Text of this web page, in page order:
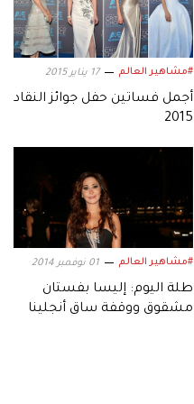
#مشاهير العالم 17 يناير 2015
أجمل فساتين حفل جوائز النقاد
2015
#مشاهير العالم 01 نوفمبر 2014
طلة اليوم: إليسا بفستان
مشقوق ووقفة ساق أنجلينا